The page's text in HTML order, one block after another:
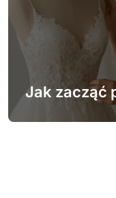
Jak zacząć